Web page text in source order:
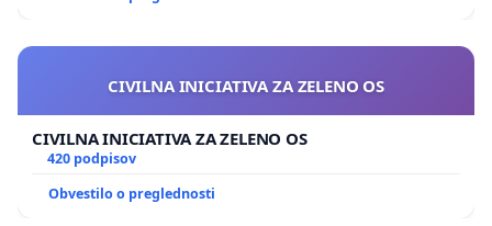
CIVILNA INICIATIVA ZA ZELENO OS
CIVILNA INICIATIVA ZA ZELENO OS
420 podpisov
Obvestilo o preglednosti